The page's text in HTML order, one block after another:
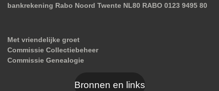
bankrekening Rabo Noord Twente NL80 RABO 0123 9495 80
Met vriendelijke groet
Commissie Collectiebeheer
Commissie Genealogie
Bronnen en links